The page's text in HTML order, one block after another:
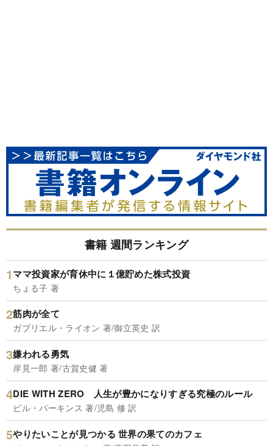
書籍 週間ランキング
ママ投資家が育休中に１億貯めた株式投資
ちょる子 著
筋肉が全て
ガブリエル・ライオン 著/御立英史 訳
嫌われる勇気
岸見一郎 著/古賀史健 著
DIE WITH ZERO 人生が豊かになりすぎる究極のルール
ビル・パーキンス 著/児島 修 訳
やりたいことが見つかる 世界の果てのカフェ